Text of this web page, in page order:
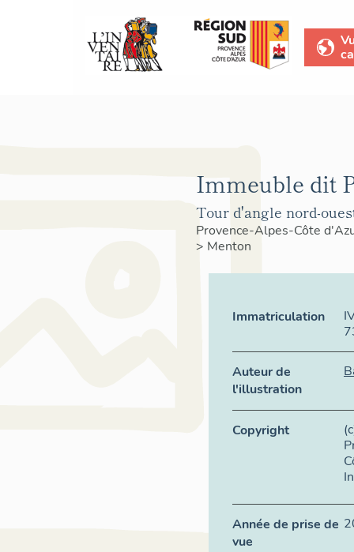
Immeuble dit
Tour d'angle nord-
Provence-Alpes-Côte
> Menton
Immatriculation
Auteur de
l'illustration
Copyright
Année de prise de
vue